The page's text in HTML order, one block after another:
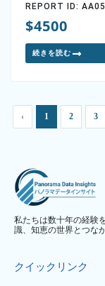
REPORT ID:
$4500
続きを読む
‹ 1 2 3
私たちは数十年の経験
識、知恵の世界とつな
クイックリンク